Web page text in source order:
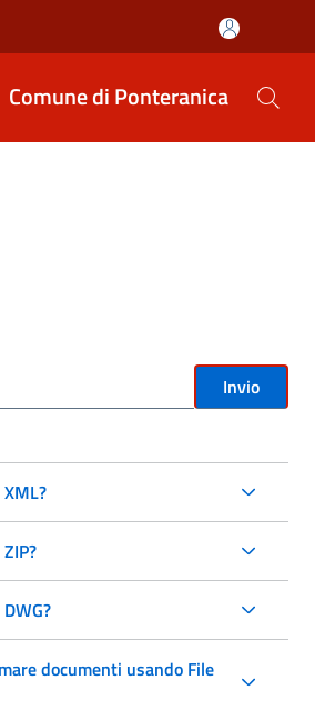
Comune di Ponteranica
Invio
documenti usando File